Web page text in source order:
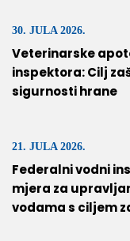
30. JULA 2026.
Veterinarske
inspektora: Cilj
sigurnosti hrane
21. JULA 2026.
Federalni vodni
mjera za
vodama s ciljem